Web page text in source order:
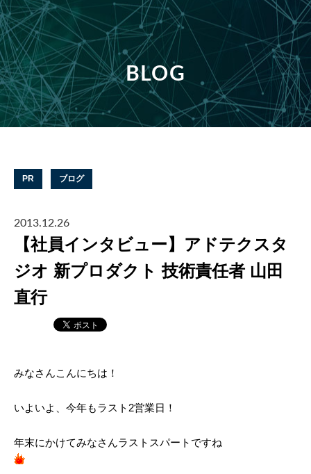
BLOG
PR ブログ
2013.12.26
【社員インタビュー】アドテクスタ
ジオ 新プロダクト 技術責任者 山田
直行
みなさんこんにちは！
いよいよ、今年もラスト2営業日！
年末にかけてみなさんラストスパートですね